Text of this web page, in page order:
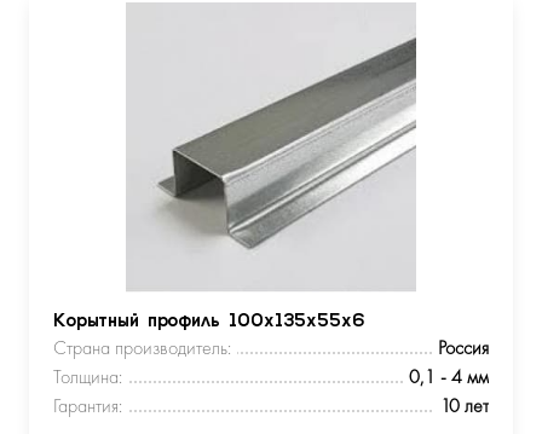
Корытный профиль 100х135х55х6
Страна производитель:
Россия
Толщина:
0,1 - 4 мм
Гарантия:
10 лет